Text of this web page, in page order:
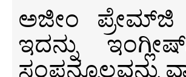
ಅಜೀಂ
ಇದನ್ನು
ಸಂಪನ್ಮೂಲವನ್ನು